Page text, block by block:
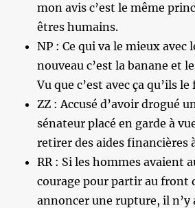
mon avis c’est le même
êtres humains.
NP : Ce qui va le mieux avec
nouveau c’est la banane et
Vu que c’est avec ça qu’ils
ZZ : Accusé d’avoir drogué
sénateur placé en garde à
retirer des aides financières
RR : Si les hommes avaient
courage pour partir au front
annoncer une rupture, il n’y